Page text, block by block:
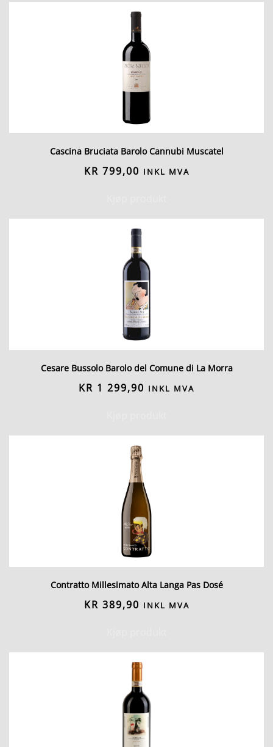
Cascina Bruciata Barolo Cannubi Muscatel
KR 799,00 INKL MVA
Cesare Bussolo Barolo del Comune di La Morra
KR 1 299,90 INKL MVA
Contratto Millesimato Alta Langa Pas Dosé
KR 389,90 INKL MVA